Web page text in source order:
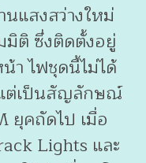
แสงสว่างใหม่
มิติ ซึ่งติดตั้งอยู่
า ไฟชุดนี้ไม่ได้
แต่เป็นสัญลักษณ์
ยุคถัดไป เมื่อ
Lights และ